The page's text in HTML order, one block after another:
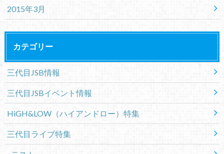
2015年3月
カテゴリー
三代目JSB情報
三代目JSBイベント情報
HiGH&LOW（ハイアンドロー）特集
三代目ライブ特集